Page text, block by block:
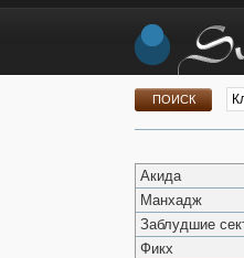
Акида
Манхадж
Заблудшие
Фикх